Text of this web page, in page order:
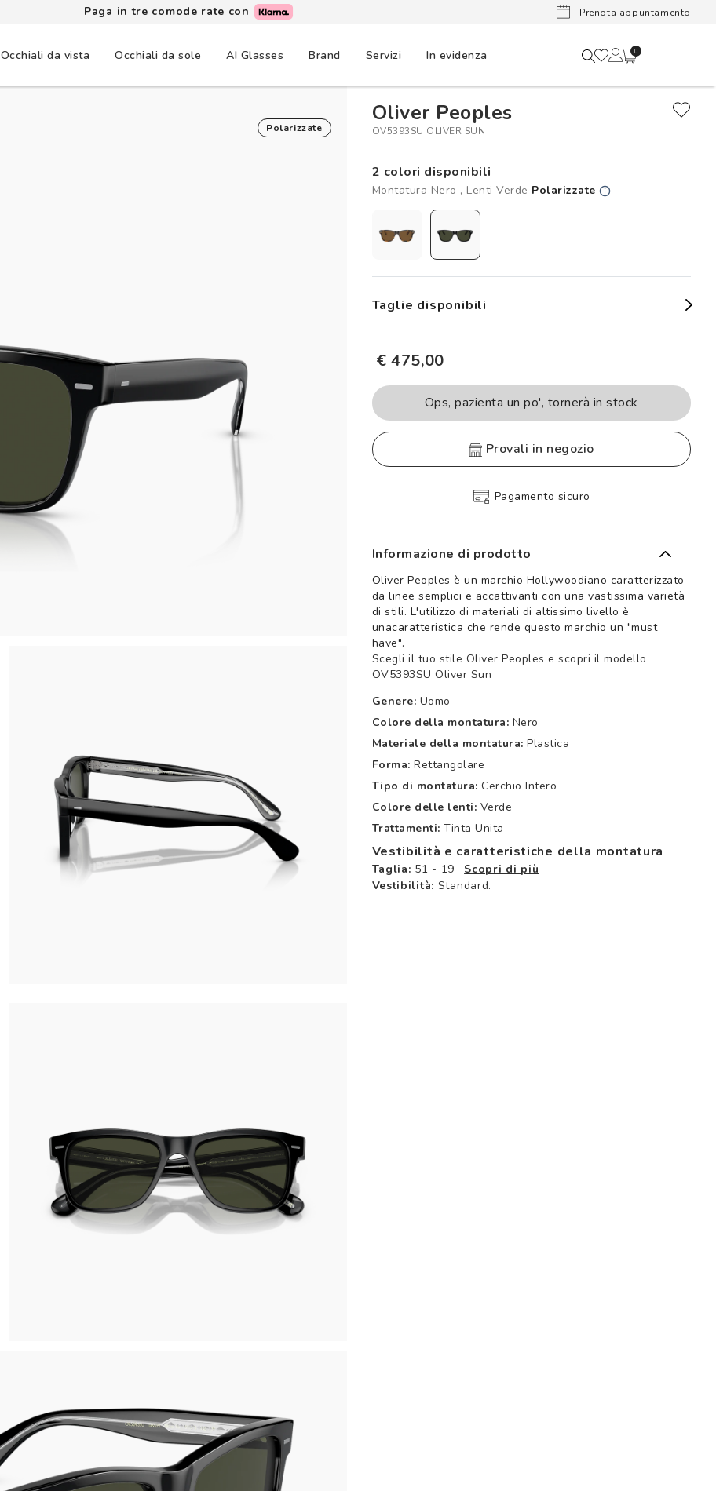
Paga in tre comode rate con Lenti a
Prenota appuntamento
Occhiali da vista Occhiali da sole AI Glasses Brand Servizi In evidenza 0
Polarizzate
Oliver Peoples
OV5393SU OLIVER SUN
2 colori disponibili
Montatura Nero , Lenti Verde Polarizzate
Taglie disponibili
€ 475,00
Ops, pazienta un po', tornerà in stock
provali in negozio
Pagamento sicuro
Informazione di prodotto
Oliver Peoples è un marchio Hollywoodiano caratterizzato
da linee semplici e accattivanti con una vastissima varietà
di stili. L'utilizzo di materiali di altissimo livello è
unacaratteristica che rende questo marchio un "must
have".
Scegli il tuo stile Oliver Peoples e scopri il modello
OV5393SU Oliver Sun
Genere: Uomo
Colore della montatura: Nero
Materiale della montatura: Plastica
Forma: Rettangolare
Tipo di montatura: Cerchio Intero
Colore delle lenti: Verde
Trattamenti: Tinta Unita
Vestibilità e caratteristiche della montatura
Taglia: 51 - 19
Scopri di più
Vestibilità: Standard.